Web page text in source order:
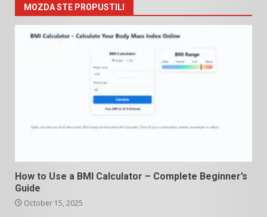
MOZDA STE PROPUSTILI
How to Use a BMI Calculator – Complete Beginner’s
Guide
October 15, 2025